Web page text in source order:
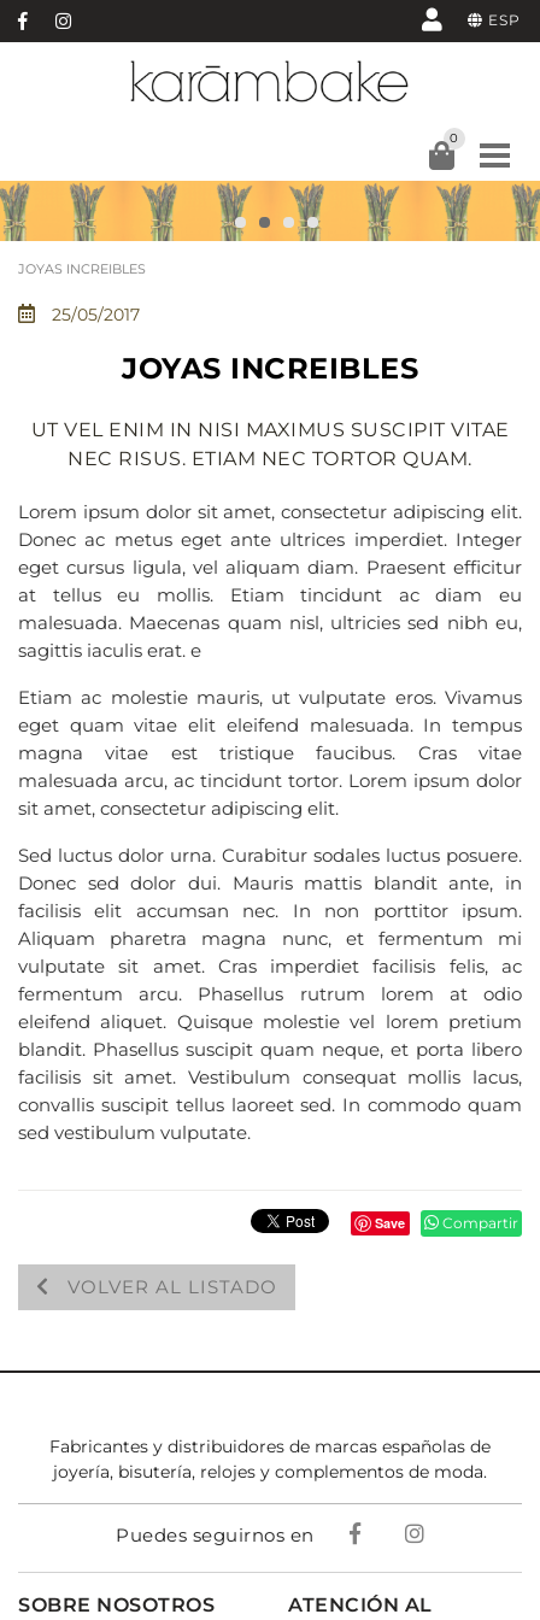
ESP
0
JOYAS INCREIBLES
25/05/2017
JOYAS INCREIBLES
UT VEL ENIM IN NISI MAXIMUS SUSCIPIT VITAE
NEC RISUS. ETIAM NEC TORTOR QUAM.
Lorem ipsum dolor sit amet, consectetur adipiscing elit.
Donec ac metus eget ante ultrices imperdiet. Integer
eget cursus ligula, vel aliquam diam. Praesent efficitur
at tellus eu mollis. Etiam tincidunt ac diam eu
malesuada. Maecenas quam nisl, ultricies sed nibh eu,
sagittis iaculis erat. e
Etiam ac molestie mauris, ut vulputate eros. Vivamus
eget quam vitae elit eleifend malesuada. In tempus
magna vitae est tristique faucibus. Cras vitae
malesuada arcu, ac tincidunt tortor. Lorem ipsum dolor
sit amet, consectetur adipiscing elit.
Sed luctus dolor urna. Curabitur sodales luctus posuere.
Donec sed dolor dui. Mauris mattis blandit ante, in
facilisis elit accumsan nec. In non porttitor ipsum.
Aliquam pharetra magna nunc, et fermentum mi
vulputate sit amet. Cras imperdiet facilisis felis, ac
fermentum arcu. Phasellus rutrum lorem at odio
eleifend aliquet. Quisque molestie vel lorem pretium
blandit. Phasellus suscipit quam neque, et porta libero
facilisis sit amet. Vestibulum consequat mollis lacus,
convallis suscipit tellus laoreet sed. In commodo quam
sed vestibulum vulputate.
Save Compartir
VOLVER AL LISTADO
Fabricantes y distribuidores de marcas españolas de
joyería, bisutería, relojes y complementos de moda.
Puedes seguirnos en
SOBRE NOSOTROS ATENCIÓN AL